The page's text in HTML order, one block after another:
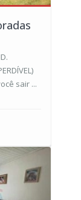
sair ...